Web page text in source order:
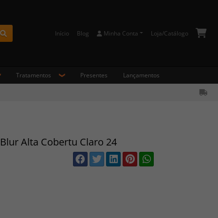
Início Blog Minha Conta Loja/Catálogo
Tratamentos Presentes Lançamentos
Alta Cobertu Claro 24